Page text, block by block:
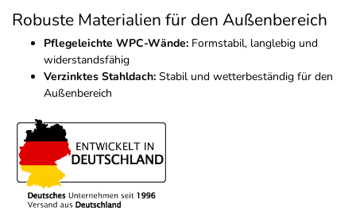
Robuste Materialien für den Außenbereich
Pflegeleichte WPC-Wände: Formstabil, langlebig und
widerstandsfähig
Verzinktes Stahldach: Stabil und wetterbeständig für den
Außenbereich